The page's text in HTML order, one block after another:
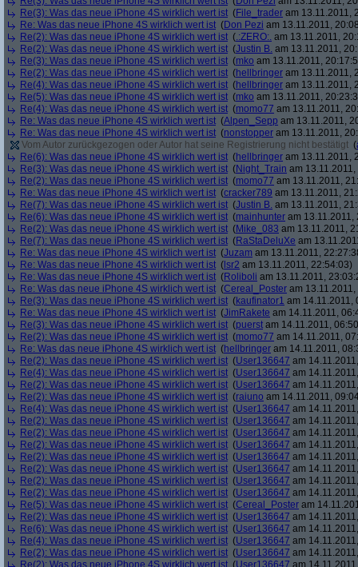
Re(3): Was das neue iPhone 4S wirklich wert ist (File_trader am 13.11.2011,
Re: Was das neue iPhone 4S wirklich wert ist (Don Pezi am 13.11.2011,
Re(2): Was das neue iPhone 4S wirklich wert ist (.:ZERO:. am 13.11.2011,
Re(2): Was das neue iPhone 4S wirklich wert ist (Justin B. am 13.11.2011,
Re(3): Was das neue iPhone 4S wirklich wert ist (mko am 13.11.2011,
Re(2): Was das neue iPhone 4S wirklich wert ist (hellbringer am 13.11.2011,
Re(4): Was das neue iPhone 4S wirklich wert ist (hellbringer am 13.11.2011,
Re(5): Was das neue iPhone 4S wirklich wert ist (mko am 13.11.2011,
Re(4): Was das neue iPhone 4S wirklich wert ist (momo77 am 13.11.2011,
Re: Was das neue iPhone 4S wirklich wert ist (Alpen_Sepp am 13.11.2011,
Re: Was das neue iPhone 4S wirklich wert ist (nonstopper am 13.11.2011,
Vom Autor zurückgezogen oder Autor hat seine Registrierung nicht bestätigt (
Re(6): Was das neue iPhone 4S wirklich wert ist (hellbringer am 13.11.2011,
Re(3): Was das neue iPhone 4S wirklich wert ist (Night_Train am
Re(2): Was das neue iPhone 4S wirklich wert ist (momo77 am 13.11.2011,
Re: Was das neue iPhone 4S wirklich wert ist (cracker789 am 13.11.2011,
Re(7): Was das neue iPhone 4S wirklich wert ist (Justin B. am 13.11.2011,
Re(6): Was das neue iPhone 4S wirklich wert ist (mainhunter am 13.11.2011,
Re(2): Was das neue iPhone 4S wirklich wert ist (Mike_083 am 13.11.2011,
Re(7): Was das neue iPhone 4S wirklich wert ist (RaStaDeluXe am
Re: Was das neue iPhone 4S wirklich wert ist (Juzam am 13.11.2011,
Re: Was das neue iPhone 4S wirklich wert ist ( lsr2 am 13.11.2011, 22:54:03)
Re: Was das neue iPhone 4S wirklich wert ist (Roliboli am 13.11.2011,
Re: Was das neue iPhone 4S wirklich wert ist (Cereal_Poster am
Re(3): Was das neue iPhone 4S wirklich wert ist (kaufinator1 am 14.11.2011,
Re: Was das neue iPhone 4S wirklich wert ist (JimRakete am 14.11.2011,
Re(3): Was das neue iPhone 4S wirklich wert ist (puerst am 14.11.2011,
Re(2): Was das neue iPhone 4S wirklich wert ist (momo77 am 14.11.2011,
Re: Was das neue iPhone 4S wirklich wert ist (hellbringer am 14.11.2011,
Re(2): Was das neue iPhone 4S wirklich wert ist (User136647 am
Re(4): Was das neue iPhone 4S wirklich wert ist (User136647 am
Re(2): Was das neue iPhone 4S wirklich wert ist (User136647 am
Re(2): Was das neue iPhone 4S wirklich wert ist (raiuno am 14.11.2011,
Re(4): Was das neue iPhone 4S wirklich wert ist (User136647 am
Re(2): Was das neue iPhone 4S wirklich wert ist (User136647 am
Re(2): Was das neue iPhone 4S wirklich wert ist (User136647 am
Re(2): Was das neue iPhone 4S wirklich wert ist (User136647 am
Re(2): Was das neue iPhone 4S wirklich wert ist (User136647 am
Re(2): Was das neue iPhone 4S wirklich wert ist (User136647 am
Re(2): Was das neue iPhone 4S wirklich wert ist (User136647 am
Re(2): Was das neue iPhone 4S wirklich wert ist (User136647 am
Re(5): Was das neue iPhone 4S wirklich wert ist (Cereal_Poster am
Re(2): Was das neue iPhone 4S wirklich wert ist (User136647 am
Re(6): Was das neue iPhone 4S wirklich wert ist (User136647 am
Re(4): Was das neue iPhone 4S wirklich wert ist (User136647 am
Re(2): Was das neue iPhone 4S wirklich wert ist (User136647 am
Re(2): Was das neue iPhone 4S wirklich wert ist (User136647 am